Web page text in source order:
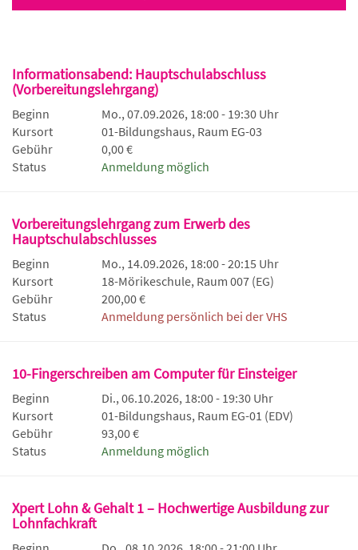
Informationsabend: Hauptschulabschluss
(Vorbereitungslehrgang)
Beginn
Mo., 07.09.2026, 18:00 - 19:30 Uhr
Kursort
01-Bildungshaus, Raum EG-03
Gebühr
0,00 €
Status
Anmeldung möglich
Vorbereitungslehrgang zum Erwerb des
Hauptschulabschlusses
Beginn
Mo., 14.09.2026, 18:00 - 20:15 Uhr
Kursort
18-Mörikeschule, Raum 007 (EG)
Gebühr
200,00 €
Status
Anmeldung persönlich bei der VHS
10-Fingerschreiben am Computer für Einsteiger
Beginn
Di., 06.10.2026, 18:00 - 19:30 Uhr
Kursort
01-Bildungshaus, Raum EG-01 (EDV)
Gebühr
93,00 €
Status
Anmeldung möglich
Xpert Lohn & Gehalt 1 – Hochwertige Ausbildung zur
Lohnfachkraft